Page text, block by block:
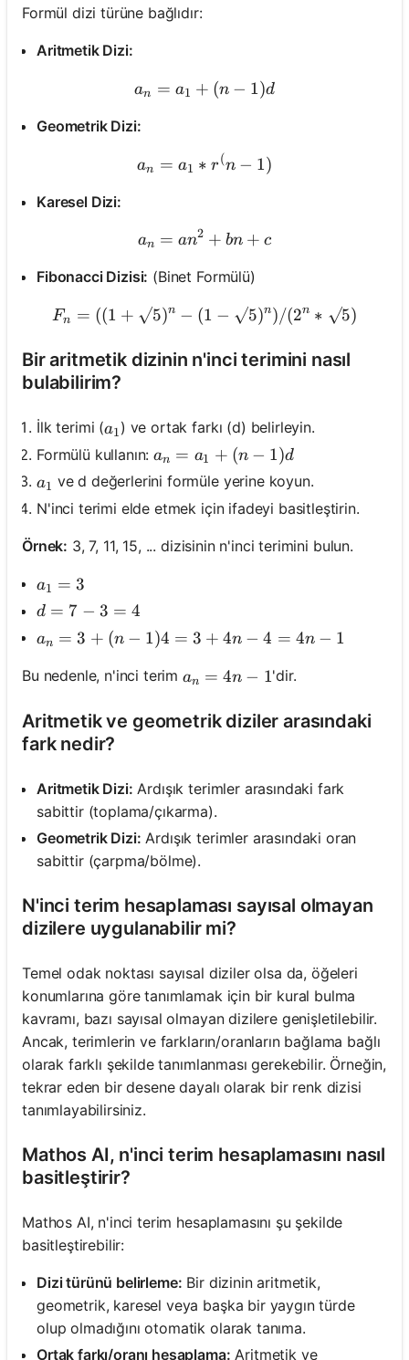
Formül dizi türüne bağlıdır:
Aritmetik Dizi:
a_n = a_1 + (n - 1)d
an = a1 + (n − 1)d
Geometrik Dizi:
a_n = a_1 * r^(n - 1)
an = a1 ∗ r(n − 1)
Karesel Dizi:
a_n = an^2 + bn + c
an = an2 + bn + c
Fibonacci Dizisi: (Binet Formülü)
F_n = ( (1 + √5)^n - (1 -
Fn = ((1 + √5)n − (1 − √5)n)/(2n ∗ √5)
Bir aritmetik dizinin n'inci terimini nasıl
bulabilirim?
İlk terimi (a_1
a1) ve ortak farkı (d) belirleyin.
Formülü kullanın:a_n = a_1 + (n - 1)d
an = a1 + (n − 1)d
a_1
a1 ve d değerlerini formüle yerine koyun.
N'inci terimi elde etmek için ifadeyi basitleştirin.
Örnek: 3, 7, 11, 15, ... dizisinin n'inci terimini bulun.
a_1 = 3
a1 = 3
d = 7 - 3 = 4
d = 7 − 3 = 4
a_n = 3 + (n - 1)4 = 3 + 4n - 4 = 4n - 1
an = 3 + (n − 1)4 = 3 + 4n − 4 = 4n − 1
Bu nedenle, n'inci terim a_n = 4n - 1
an = 4n − 1'dir.
Aritmetik ve geometrik diziler arasındaki
fark nedir?
Aritmetik Dizi: Ardışık terimler arasındaki fark
sabittir (toplama/çıkarma).
Geometrik Dizi: Ardışık terimler arasındaki oran
sabittir (çarpma/bölme).
N'inci terim hesaplaması sayısal olmayan
dizilere uygulanabilir mi?
Temel odak noktası sayısal diziler olsa da, öğeleri
konumlarına göre tanımlamak için bir kural bulma
kavramı, bazı sayısal olmayan dizilere genişletilebilir.
Ancak, terimlerin ve farkların/oranların bağlama bağlı
olarak farklı şekilde tanımlanması gerekebilir. Örneğin,
tekrar eden bir desene dayalı olarak bir renk dizisi
tanımlayabilirsiniz.
Mathos AI, n'inci terim hesaplamasını nasıl
basitleştirir?
Mathos AI, n'inci terim hesaplamasını şu şekilde
basitleştirebilir:
Dizi türünü belirleme: Bir dizinin aritmetik,
geometrik, karesel veya başka bir yaygın türde
olup olmadığını otomatik olarak tanıma.
Ortak farkı/oranı hesaplama: Aritmetik ve